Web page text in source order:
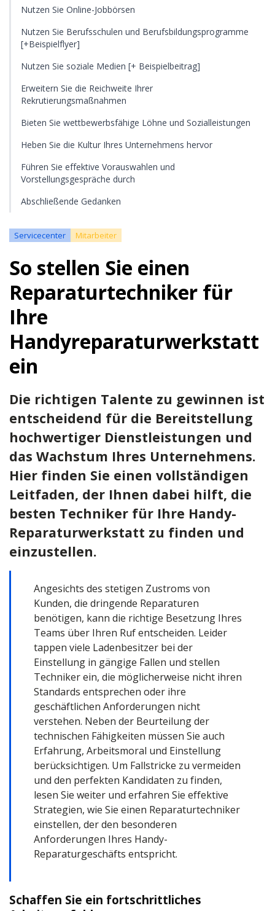
Nutzen Sie Online-Jobbörsen
Nutzen Sie Berufsschulen und Berufsbildungsprogramme
[+Beispielflyer]
Nutzen Sie soziale Medien [+ Beispielbeitrag]
Erweitern Sie die Reichweite Ihrer
Rekrutierungsmaßnahmen
Bieten Sie wettbewerbsfähige Löhne und Sozialleistungen
Heben Sie die Kultur Ihres Unternehmens hervor
Führen Sie effektive Vorauswahlen und
Vorstellungsgespräche durch
Abschließende Gedanken
Servicecenter Mitarbeiter
So stellen Sie einen
Reparaturtechniker für
Ihre
Handyreparaturwerkstatt
ein
Die richtigen Talente zu gewinnen ist
entscheidend für die Bereitstellung
hochwertiger Dienstleistungen und
das Wachstum Ihres Unternehmens.
Hier finden Sie einen vollständigen
Leitfaden, der Ihnen dabei hilft, die
besten Techniker für Ihre Handy-
Reparaturwerkstatt zu finden und
einzustellen.
Angesichts des stetigen Zustroms von
Kunden, die dringende Reparaturen
benötigen, kann die richtige Besetzung Ihres
Teams über Ihren Ruf entscheiden. Leider
tappen viele Ladenbesitzer bei der
Einstellung in gängige Fallen und stellen
Techniker ein, die möglicherweise nicht ihren
Standards entsprechen oder ihre
geschäftlichen Anforderungen nicht
verstehen. Neben der Beurteilung der
technischen Fähigkeiten müssen Sie auch
Erfahrung, Arbeitsmoral und Einstellung
berücksichtigen. Um Fallstricke zu vermeiden
und den perfekten Kandidaten zu finden,
lesen Sie weiter und erfahren Sie effektive
Strategien, wie Sie einen Reparaturtechniker
einstellen, der den besonderen
Anforderungen Ihres Handy-
Reparaturgeschäfts entspricht.
Schaffen Sie ein fortschrittliches